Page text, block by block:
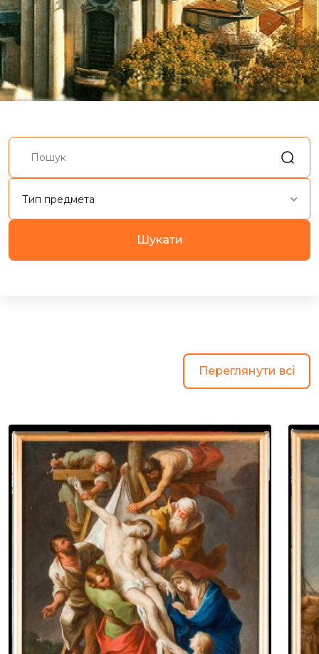
Тип предмета
Шукати
Переглянути всі